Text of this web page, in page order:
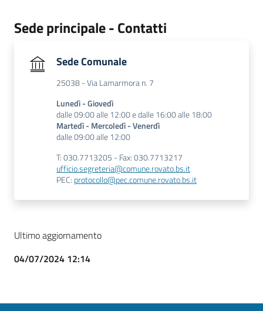
Sede principale - Contatti
Sede Comunale
25038 - Via Lamarmora n. 7
Lunedì - Giovedì
dalle 09:00 alle 12:00 e dalle 16:00 alle 18:00
Martedì - Mercoledì - Venerdì
dalle 09:00 alle 12:00
T: 030.7713205 - Fax: 030.7713217
ufficio.segreteria@comune.rovato.bs.it
PEC: protocollo@pec.comune.rovato.bs.it
Ultimo aggiornamento
04/07/2024 12:14